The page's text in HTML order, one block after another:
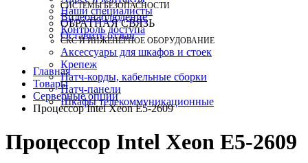
СИСТЕМЫ БЕЗОПАСНОСТИ
Видеонаблюдение
Контроль доступа
СКС И ИНЖЕНЕРНОЕ ОБОРУДОВАНИЕ
Аксессуары для шкафов и стоек
Крепеж
Патч-корды, кабельные сборки
Патч-панели
Шкафы телекоммуникационные
Наши специалисты
ОБРАТНАЯ СВЯЗЬ
Оставить отзыв
Главная
Товары
Серверные опции
Процессор Intel Xeon E5-2609
Процессор Intel Xeon E5-2609